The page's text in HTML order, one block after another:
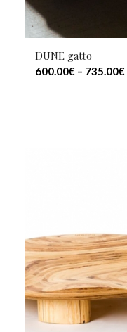
DUNE gatto
600.00€ – 735.00€